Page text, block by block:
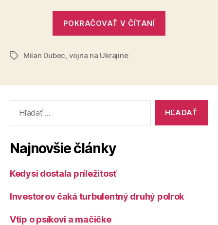
POKRAČOVAŤ V ČÍTANÍ
Spilka
Спілка)“
ZnačkyMilan Dubec, vojna na Ukrajine
Najnovšie články
Kedysi dostala príležitosť
Investorov čaká turbulentný druhý polrok
Vtip o psíkovi a mačičke